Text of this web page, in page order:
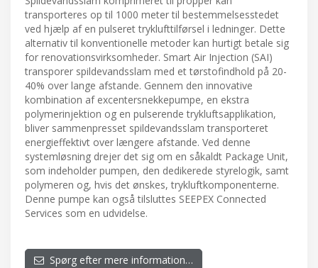
transporteres op til 1000 meter til bestemmelsesstedet
ved hjælp af en pulseret tryklufttilførsel i ledninger. Dette
alternativ til konventionelle metoder kan hurtigt betale sig
for renovationsvirksomheder. Smart Air Injection (SAI)
transporer spildevandsslam med et tørstofindhold på 20-
40% over lange afstande. Gennem den innovative
kombination af excentersnekkepumpe, en ekstra
polymerinjektion og en pulserende trykluftsapplikation,
bliver sammenpresset spildevandsslam transporteret
energieffektivt over længere afstande. Ved denne
systemløsning drejer det sig om en såkaldt Package Unit,
som indeholder pumpen, den dedikerede styrelogik, samt
polymeren og, hvis det ønskes, trykluftkomponenterne.
Denne pumpe kan også tilsluttes SEEPEX Connected
Services som en udvidelse.
Spørg efter mere information…